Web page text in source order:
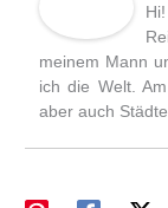
meinem Mann
ich die Welt.
aber auch